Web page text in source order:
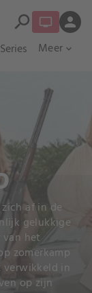
Meer expand_more
search person
af in de
gelukkige
het
zomerkamp
verwikkeld in
op zijn